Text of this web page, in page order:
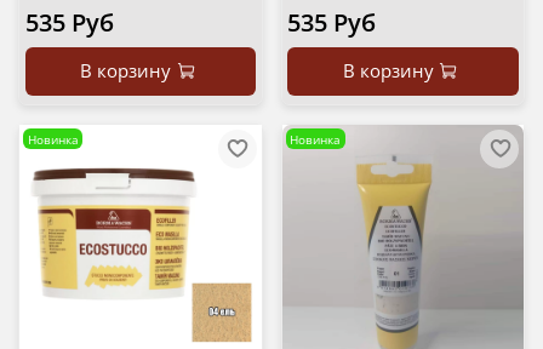
535 Руб
В корзину
535 Руб
В корзину
Новинка Новинка